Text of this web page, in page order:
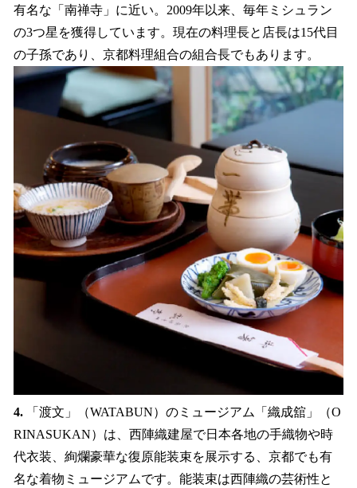
有名な「南禅寺」に近い。2009年以来、毎年ミシュラン
の3つ星を獲得しています。現在の料理長と店長は15代目
の子孫であり、京都料理組合の組合長でもあります。
4. 「渡文」（WATABUN）のミュージアム「織成舘」（O
RINASUKAN）は、西陣織建屋で日本各地の手織物や時
代衣装、絢爛豪華な復原能装束を展示する、京都でも有
名な着物ミュージアムです。能装束は西陣織の芸術性と